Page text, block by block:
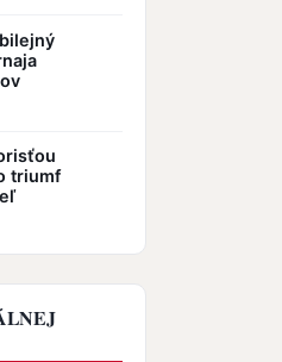
triumf